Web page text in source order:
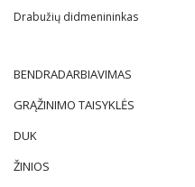
Drabužių didmenininkas
BENDRADARBIAVIMAS
GRĄŽINIMO TAISYKLĖS
DUK
ŽINIOS